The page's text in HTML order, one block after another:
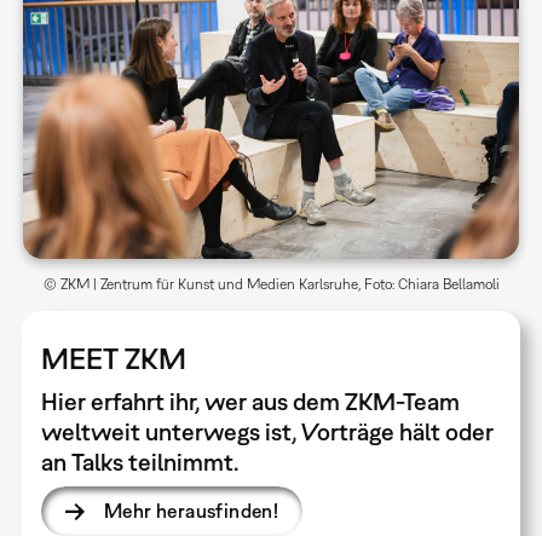
MEET ZKM
Hier erfahrt ihr, wer aus dem ZKM-Team
weltweit unterwegs ist, Vorträge hält oder
an Talks teilnimmt.
Mehr herausfinden!
© ZKM | Zentrum für Kunst und Medien Karlsruhe, Foto: Chiara Bellamoli